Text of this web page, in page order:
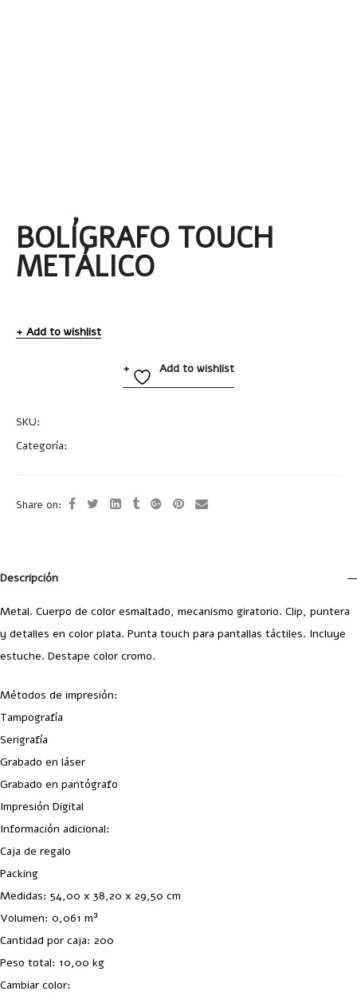
BOLÍGRAFO TOUCH
METÁLICO
Add to wishlist
Add to wishlist
SKU:
Categoría:
Share on:
Descripción
Metal. Cuerpo de color esmaltado, mecanismo giratorio. Clip, puntera
y detalles en color plata. Punta touch para pantallas táctiles. Incluye
estuche. Destape color cromo.
Métodos de impresión:
Tampografía
Serigrafía
Grabado en láser
Grabado en pantógrafo
Impresión Digital
Información adicional:
Caja de regalo
Packing
Medidas: 54,00 x 38,20 x 29,50 cm
Volumen: 0,061 m³
Cantidad por caja: 200
Peso total: 10,00 kg
Cambiar color: